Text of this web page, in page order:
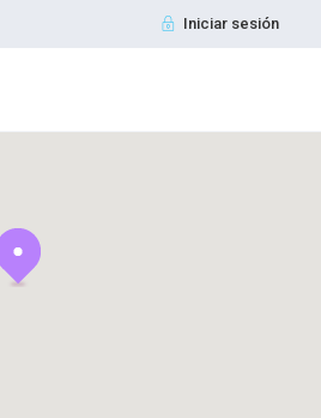
Iniciar sesión